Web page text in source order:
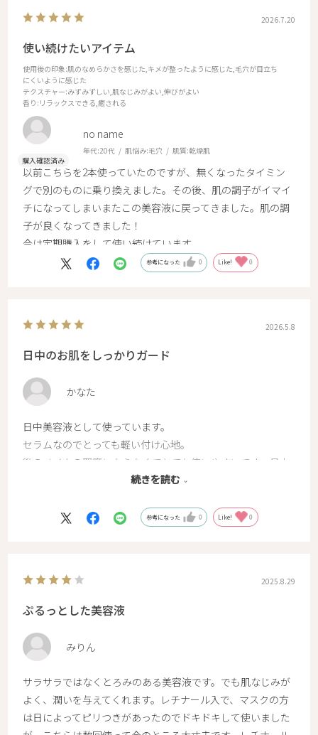
2026.7.20
使い続けたいアイテム
使用後の印象:肌のなめらかさを感じた,キメが整ったように感じた,毛穴が目立ち
にくいように感じた
テクスチャー:みずみずしい,肌なじみがよい,伸びがよい
香り :リラックスできる,癒される
no name
年代:20代 肌悩み:毛穴 肌質:乾燥肌
以前こちらを2本使っていたのですが、無くなったタイミン
グで別のものに乗り換えました。その後、肌の調子がイマイ
チになってしまいまたこの美容液に戻ってきました。肌の調
子が良くなってきました！
今は定期購入をして使い続けています。
参考になった 0 Like! 0
2026.5.8
日中のお肌をしっかりガード
かなた
日中美容液として使っています。
セラムなのでとっても軽い付け心地。
後のメイクの邪魔にならなくてとても使いやすいです。日中
の潤いキープにも心強いアイテムでもあります。仕事終わり
一日の始まりにローズの香りでリフレッシュできて朝の目覚
続きを読む
参考になった 0 Like! 0
2025.8.29
ぷるっとした美容液
みりん
サラサラではなくとろみのある美容液です。でも肌なじみが
よく、潤いを与えてくれます。レチナール入で、マスクの方
は日によってピリつきがあったのでドキドキして使いました